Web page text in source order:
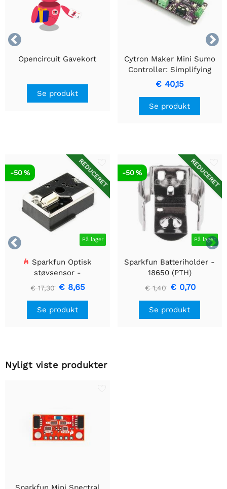


Opencircuit Gavekort
Se produkt
Cytron Maker Mini Sumo
Controller: Simplifying
Sumo Robot for
begyndere
€ 40,15
Se produkt


REDUCERET
På lager
-50 %
Sparkfun Optisk
støvsensor -
GP2Y1010AU0F
€ 17,30 € 8,65
Se produkt
REDUCERET
På lager
-50 %
Sparkfun Batteriholder -
18650 (PTH)
€ 1,40 € 0,70
Se produkt
Nyligt viste produkter